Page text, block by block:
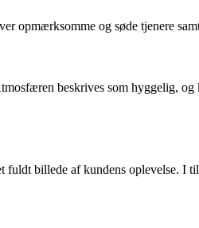
opmærksomme og søde tjenere
beskrives som hyggelig,
billede af kundens oplevelse. I